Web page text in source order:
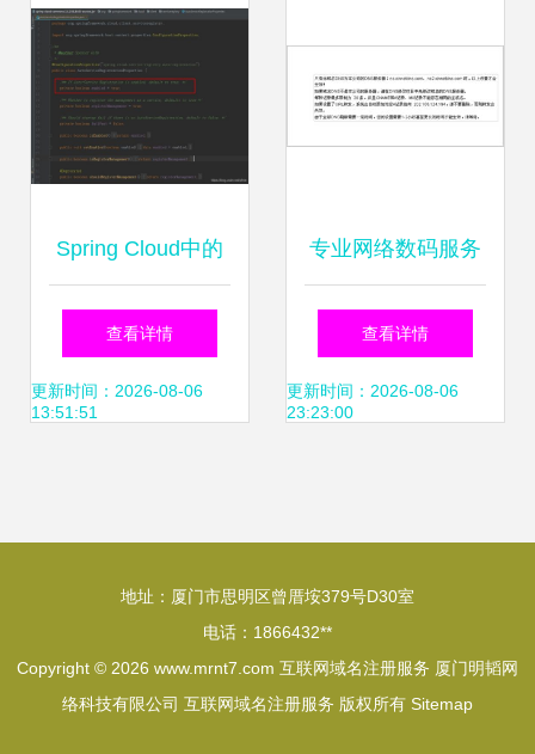
册服务详解
Spring Cloud中的
服务注册与发现机
制
查看详情
更新时间：2026-08-06
13:51:51
专业网络数码服务
从服务器合租到域
名注册的一站式解
查看详情
更新时间：2026-08-06
23:23:00
地址：厦门市思明区曾厝垵379号D30室
电话：1866432**
Copyright © 2026 www.mrnt7.com 互联网域名注册服务 厦门明韬网
络科技有限公司 互联网域名注册服务 版权所有 Sitemap